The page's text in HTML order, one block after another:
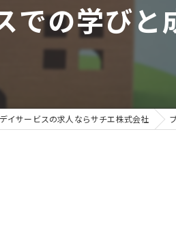
での学びと
イサービスの求人ならサチエ株式会社